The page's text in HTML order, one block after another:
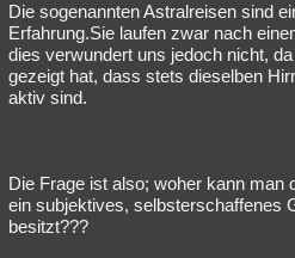
Die sogenannten Astralreisen sind
Erfahrung.Sie laufen zwar nach
dies verwundert uns jedoch nicht,
gezeigt hat, dass stets dieselben
aktiv sind.
Die Frage ist also; woher kann man
ein subjektives, selbsterschaffenes
besitzt???